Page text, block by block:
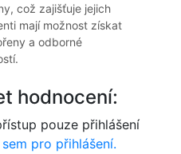
což zajišťuje jejich
mají možnost získat
a odborné
hodnocení:
pouze přihlášení
pro přihlášení.